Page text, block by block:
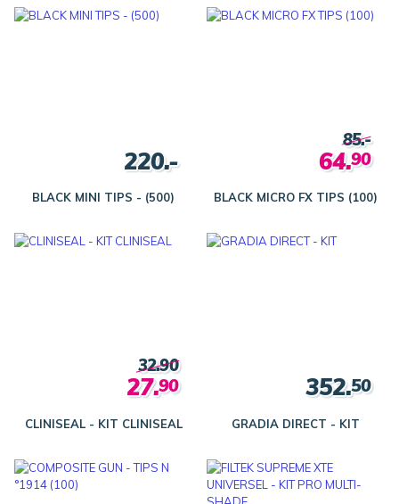
BLACK MINI TIPS - (500)
220.-
BLACK MICRO FX TIPS (100)
85.-
64.90
CLINISEAL - KIT CLINISEAL
32.90
27.90
GRADIA DIRECT - KIT
352.50